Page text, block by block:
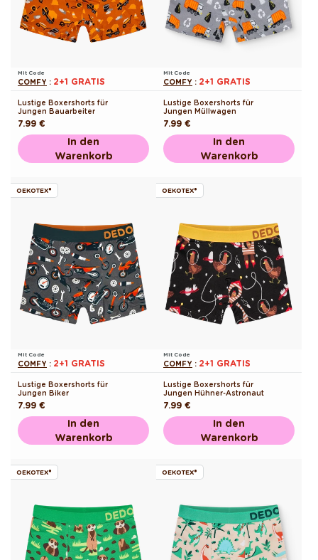
Mit Code
COMFY : 2+1 GRATIS
Lustige Boxershorts für
Jungen Bauarbeiter
Normaler
Preis
7.99 €
In den
Warenkorb
Mit Code
COMFY : 2+1 GRATIS
Lustige Boxershorts für
Jungen Müllwagen
Normaler
Preis
7.99 €
In den
Warenkorb
OEKOTEX®
Mit Code
COMFY : 2+1 GRATIS
Lustige Boxershorts für
Jungen Biker
Normaler
Preis
7.99 €
In den
Warenkorb
OEKOTEX®
Mit Code
COMFY : 2+1 GRATIS
Lustige Boxershorts für
Jungen Hühner-Astronaut
Normaler
Preis
7.99 €
In den
Warenkorb
OEKOTEX® OEKOTEX®